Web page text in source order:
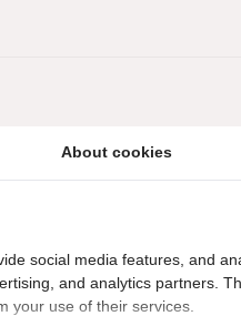
About cookies
social media features, and
and analytics partners.
your use of their services.